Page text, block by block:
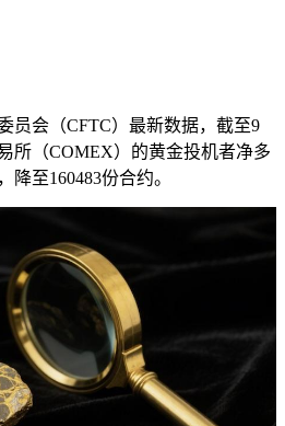
员会（CFTC）最新数据，截至9
所（COMEX）的黄金投机者净多
降至160483份合约。